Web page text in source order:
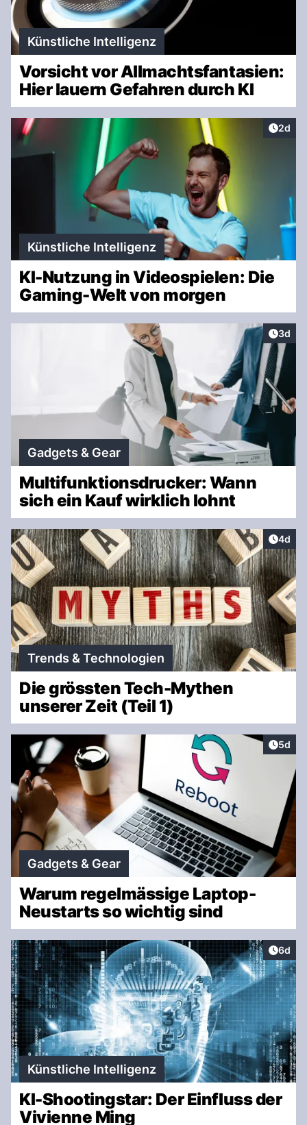
Künstliche Intelligenz
Vorsicht vor Allmachtsfantasien:
Hier lauern Gefahren durch KI
2d
Künstliche Intelligenz
KI-Nutzung in Videospielen: Die
Gaming-Welt von morgen
3d
Gadgets & Gear
Multifunktionsdrucker: Wann
sich ein Kauf wirklich lohnt
4d
Trends & Technologien
Die grössten Tech-Mythen
unserer Zeit (Teil 1)
5d
Gadgets & Gear
Warum regelmässige Laptop-
Neustarts so wichtig sind
6d
Künstliche Intelligenz
KI-Shootingstar: Der Einfluss der
Vivienne Ming